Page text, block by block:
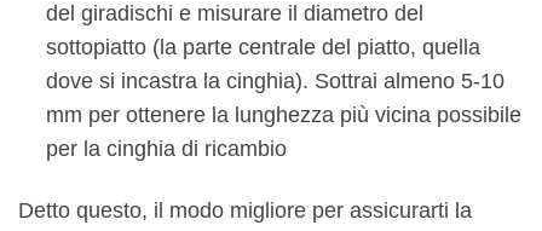
del giradischi e misurare il diametro del
sottopiatto (la parte centrale del piatto, quella
dove si incastra la cinghia). Sottrai almeno 5-10
mm per ottenere la lunghezza più vicina possibile
per la cinghia di ricambio
Detto questo, il modo migliore per assicurarti la